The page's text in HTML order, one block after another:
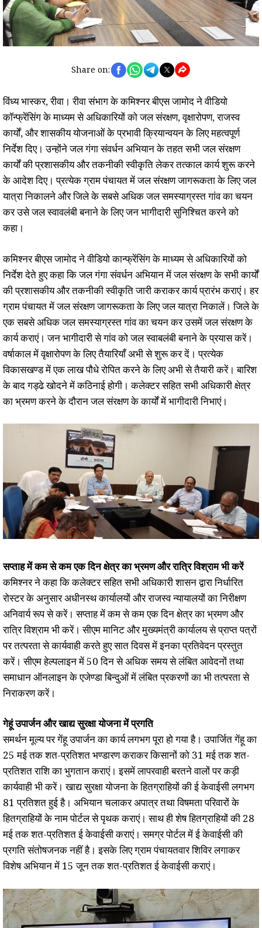
Share on:
विंध्य भास्कर, रीवा। रीवा संभाग के कमिश्नर बीएस जामोद ने वीडियो
कॉन्फ्रेंसिंग के माध्यम से अधिकारियों को जल संरक्षण, वृक्षारोपण, राजस्व
कार्यों, और शासकीय योजनाओं के प्रभावी क्रियान्वयन के लिए महत्वपूर्ण
निर्देश दिए। उन्होंने जल गंगा संवर्धन अभियान के तहत सभी जल संरक्षण
कार्यों की प्रशासकीय और तकनीकी स्वीकृति लेकर तत्काल कार्य शुरू करने
के आदेश दिए। प्रत्येक ग्राम पंचायत में जल संरक्षण जागरूकता के लिए जल
यात्रा निकालने और जिले के सबसे अधिक जल समस्याग्रस्त गांव का चयन
कर उसे जल स्वावलंबी बनाने के लिए जन भागीदारी सुनिश्चित करने को
कहा।
कमिश्नर बीएस जामोद ने वीडियो कान्फ्रेंसिंग के माध्यम से अधिकारियों को
निर्देश देते हुए कहा कि जल गंगा संवर्धन अभियान में जल संरक्षण के सभी कार्यों
की प्रशासकीय और तकनीकी स्वीकृति जारी कराकर कार्य प्रारंभ कराएं। हर
ग्राम पंचायत में जल संरक्षण जागरूकता के लिए जल यात्रा निकालें। जिले के
एक सबसे अधिक जल समस्याग्रस्त गांव का चयन कर उसमें जल संरक्षण के
कार्य कराएं। जन भागीदारी से गांव को जल स्वाबलंबी बनाने के प्रयास करें।
वर्षाकाल में वृक्षारोपण के लिए तैयारियाँ अभी से शुरू कर दें। प्रत्येक
विकासखण्ड में एक लाख पौधे रोपित करने के लिए अभी से तैयारी करें। बारिश
के बाद गड्ढे खोदने में कठिनाई होगी। कलेक्टर सहित सभी अधिकारी क्षेत्र
का भ्रमण करने के दौरान जल संरक्षण के कार्यों में भागीदारी निभाएं।
सप्ताह में कम से कम एक दिन क्षेत्र का भ्रमण और रात्रि विश्राम भी करें
कमिश्नर ने कहा कि कलेक्टर सहित सभी अधिकारी शासन द्वारा निर्धारित
रोस्टर के अनुसार अधीनस्थ कार्यालयों और राजस्व न्यायालयों का निरीक्षण
अनिवार्य रूप से करें। सप्ताह में कम से कम एक दिन क्षेत्र का भ्रमण और
रात्रि विश्राम भी करें। सीएम मानिट और मुख्यमंत्री कार्यालय से प्राप्त पत्रों
पर तत्परता से कार्यवाही करते हुए सात दिवस में इनका प्रतिवेदन प्रस्तुत
करें। सीएम हेल्पलाइन में 50 दिन से अधिक समय से लंबित आवेदनों तथा
समाधान ऑनलाइन के एजेण्डा बिन्दुओं में लंबित प्रकरणों का भी तत्परता से
निराकरण करें।
गेहूं उपार्जन और खाद्य सुरक्षा योजना में प्रगति
समर्थन मूल्य पर गेंहू उपार्जन का कार्य लगभग पूरा हो गया है। उपार्जित गेंहू का
25 मई तक शत-प्रतिशत भण्डारण कराकर किसानों को 31 मई तक शत-
प्रतिशत राशि का भुगतान कराएं। इसमें लापरवाही बरतने वालों पर कड़ी
कार्यवाही भी करें। खाद्य सुरक्षा योजना के हितग्राहियों की ई केवाईसी लगभग
81 प्रतिशत हुई है। अभियान चलाकर अपात्र तथा विषमता परिवारों के
हितग्राहियों के नाम पोर्टल से पृथक कराएं। साथ ही शेष हितग्राहियों की 28
मई तक शत-प्रतिशत ई केवाईसी कराएं। समग्र पोर्टल में ई केवाईसी की
प्रगति संतोषजनक नहीं है। इसके लिए ग्राम पंचायतवार शिविर लगाकर
विशेष अभियान में 15 जून तक शत-प्रतिशत ई केवाईसी कराएं।